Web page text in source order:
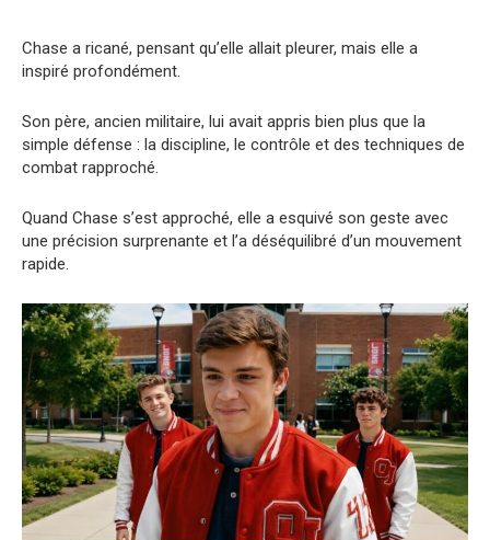
Chase a ricané, pensant qu’elle allait pleurer, mais elle a
inspiré profondément.
Son père, ancien militaire, lui avait appris bien plus que la
simple défense : la discipline, le contrôle et des techniques de
combat rapproché.
Quand Chase s’est approché, elle a esquivé son geste avec
une précision surprenante et l’a déséquilibré d’un mouvement
rapide.